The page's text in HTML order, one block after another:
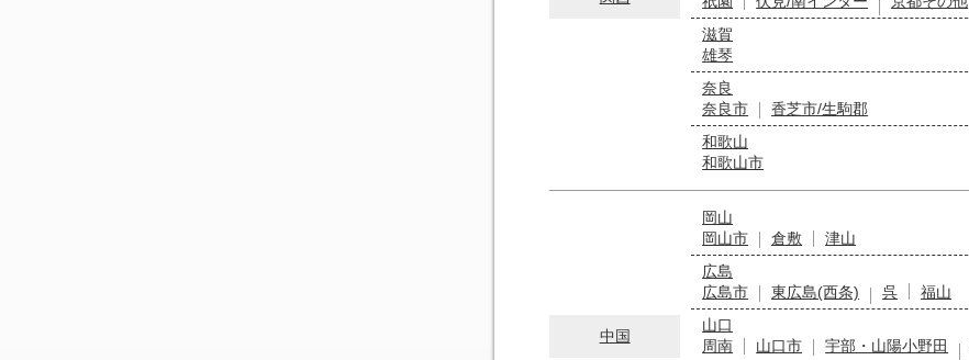
滋賀
雄琴
奈良
奈良市
香芝市/生駒郡
和歌山
和歌山市
中国
岡山
岡山市
倉敷
津山
広島
広島市
東広島(西条) 呉
福山
山口
周南
山口市 宇部・山陽小野田